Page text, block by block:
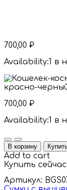
700,00 ₽
Availability:1 в
700,00 ₽
Availability:1 в
Quantity
В корзину
Add to cart
Купить сейчас
Артикул: